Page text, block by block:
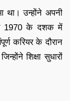
था। उन्होंने अपनी
1970 के दशक में
करियर के दौरान
शिक्षा सुधारों